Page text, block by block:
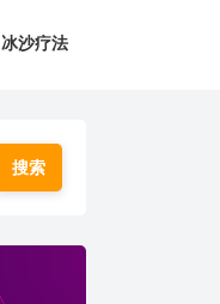
冰沙疗法
搜索